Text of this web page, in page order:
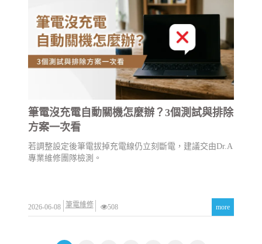
筆電沒充電自動關機怎麼辦？3個測試與排除
方案一次看
若調整設定後筆電拔掉充電線仍立刻斷電，建議交由Dr.A
專業維修團隊檢測。
2026-06-08 筆電維修 508 more